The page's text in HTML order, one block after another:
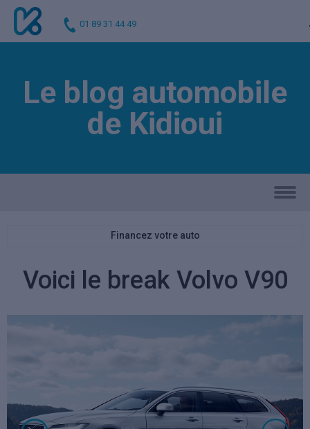
01 89 31 44 49
Le blog automobile
de Kidioui
Financez votre auto
Voici le break Volvo V90